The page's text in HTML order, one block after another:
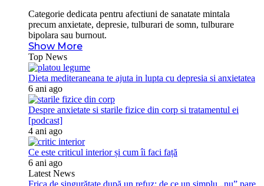
Categorie dedicata pentru afectiuni de sanatate mintala
precum anxietate, depresie, tulburari de somn, tulburare
bipolara sau burnout.
Show More
Top News
Dieta mediteraneana te ajuta in lupta cu depresia si anxietatea
6 ani ago
Despre anxietate si starile fizice din corp si tratamentul ei
[podcast]
4 ani ago
Ce este criticul interior și cum îi faci față
6 ani ago
Latest News
Frica de singurătate după un refuz: de ce un simplu „nu” pare